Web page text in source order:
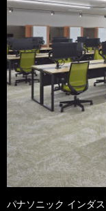
パナソニック インダ